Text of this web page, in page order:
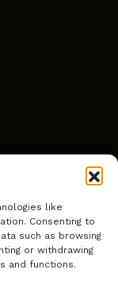
like
Consenting to
such as browsing
or withdrawing
and functions.